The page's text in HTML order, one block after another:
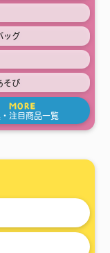
ッグ
そび
MORE
注目商品一覧